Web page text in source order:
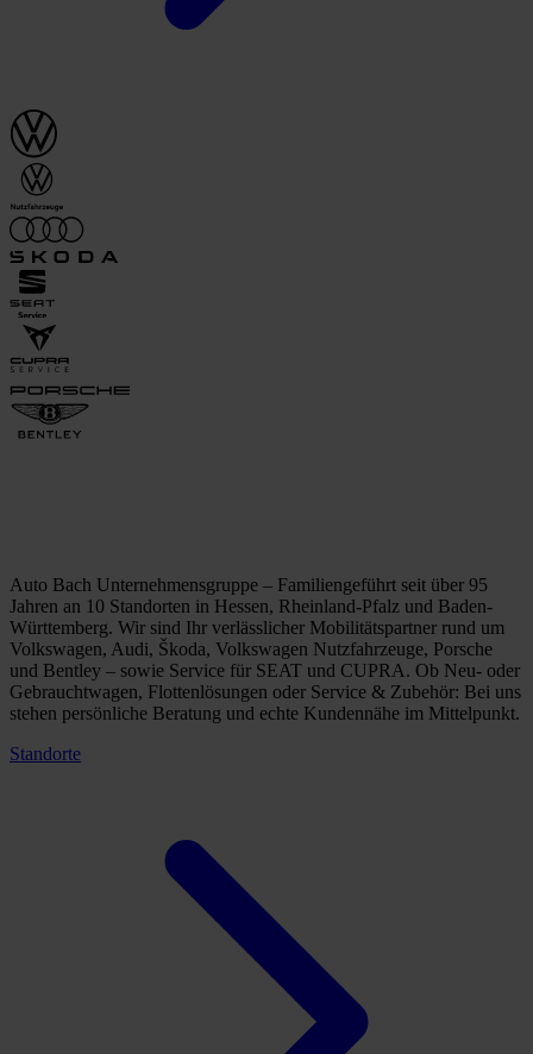
Auto Bach Unternehmensgruppe – Familiengeführt seit über 95
Jahren an 10 Standorten in Hessen, Rheinland-Pfalz und Baden-
Württemberg. Wir sind Ihr verlässlicher Mobilitätspartner rund um
Volkswagen, Audi, Škoda, Volkswagen Nutzfahrzeuge, Porsche
und Bentley – sowie Service für SEAT und CUPRA. Ob Neu- oder
Gebrauchtwagen, Flottenlösungen oder Service & Zubehör: Bei uns
stehen persönliche Beratung und echte Kundennähe im Mittelpunkt.
Standorte